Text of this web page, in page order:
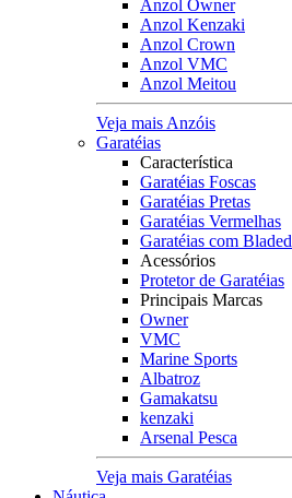
Anzol Owner
Anzol Kenzaki
Anzol Crown
Anzol VMC
Anzol Meitou
Veja mais Anzóis
Garatéias
Característica
Garatéias Foscas
Garatéias Pretas
Garatéias Vermelhas
Garatéias com Bladed
Acessórios
Protetor de Garatéias
Principais Marcas
Owner
VMC
Marine Sports
Albatroz
Gamakatsu
kenzaki
Arsenal Pesca
Veja mais Garatéias